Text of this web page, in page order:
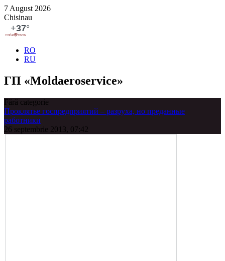
7 August 2026
Chisinau
RO
RU
ГП «Moldaeroservice»
Fără categorie
Проклятье госпредприятий – разруха, но преданные
работники
26 septembrie 2013, 07:42